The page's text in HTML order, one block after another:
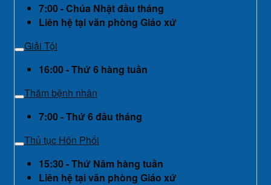
7:00 - Chúa Nhật đầu tháng
Liên hệ tại văn phòng Giáo xứ
Giải Tội
16:00 - Thứ 6 hàng tuần
Thăm bệnh nhân
7:00 - Thứ 6 đầu tháng
Thủ tục Hôn Phối
15:30 - Thứ Năm hàng tuần
Liên hệ tại văn phòng Giáo xứ